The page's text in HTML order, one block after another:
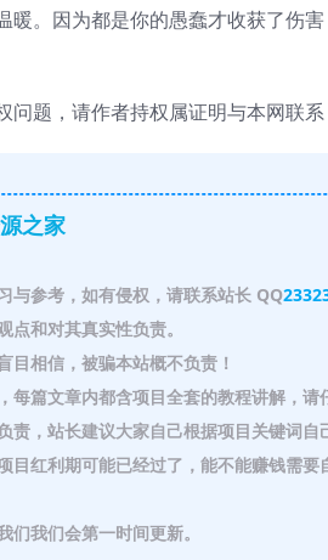
。因为都是你的愚蠢才收获了伤
问题，请作者持权属证明与本网联系
之家
与参考，如有侵权，请联系站长 QQ
和对其真实性负责。
相信，被骗本站概不负责！
篇文章内都含项目全套的教程讲解，请
，站长建议大家自己根据项目关键词自
红利期可能已经过了，能不能赚钱需要
我们会第一时间更新。